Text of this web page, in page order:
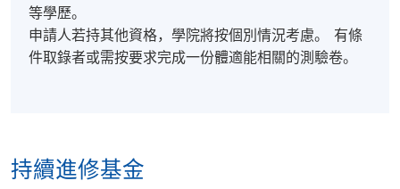
等學歷。
申請人若持其他資格，學院將按個別情況考慮。 有條
件取錄者或需按要求完成一份體適能相關的測驗卷。
持續進修基金